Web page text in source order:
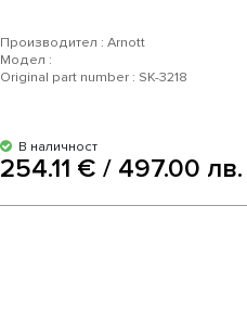
Производител : Arnott
Модел :
Original part number : SK-3218
В наличност
254.11 € / 497.00 лв.